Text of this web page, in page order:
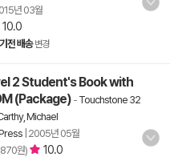
년 03월
10.0
전 배송 변경
2 Student's Book with
(Package) - Touchstone 32
Michael
2005년 05월
원) 10.0